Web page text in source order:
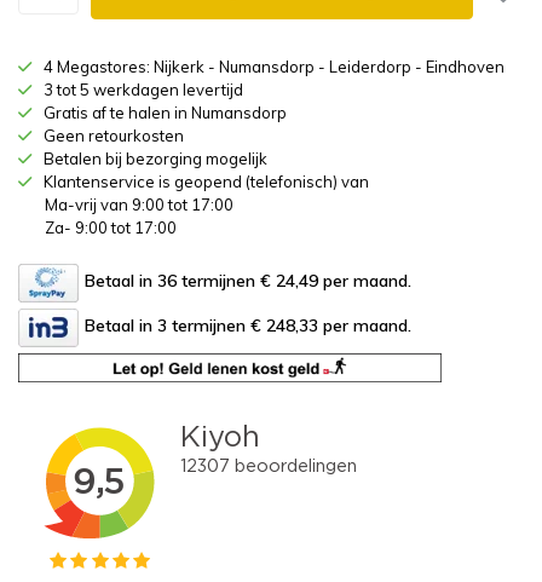
4 Megastores: Nijkerk - Numansdorp - Leiderdorp - Eindhoven
3 tot 5 werkdagen levertijd
Gratis af te halen in Numansdorp
Geen retourkosten
Betalen bij bezorging mogelijk
Klantenservice is geopend (telefonisch) van
Ma-vrij van 9:00 tot 17:00
Za- 9:00 tot 17:00
Betaal in 36 termijnen € 24,49 per maand.
Betaal in 3 termijnen € 248,33 per maand.